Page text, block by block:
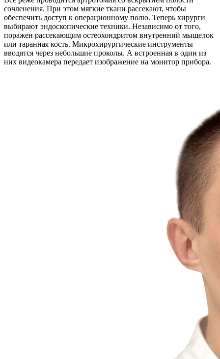
сочленения. При этом мягкие ткани рассекают, чтобы
обеспечить доступ к операционному полю. Теперь хирурги
выбирают эндоскопические техники. Независимо от того,
поражен рассекающим остеохондритом внутренний мыщелок
или таранная кость. Микрохирургические инструменты
вводятся через небольшие проколы. А встроенная в один из
них видеокамера передает изображение на монитор прибора.